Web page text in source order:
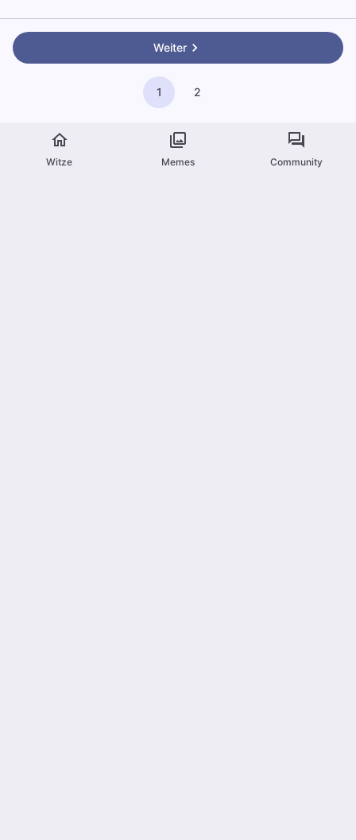
Witze Memes Community
Weiter
1 2